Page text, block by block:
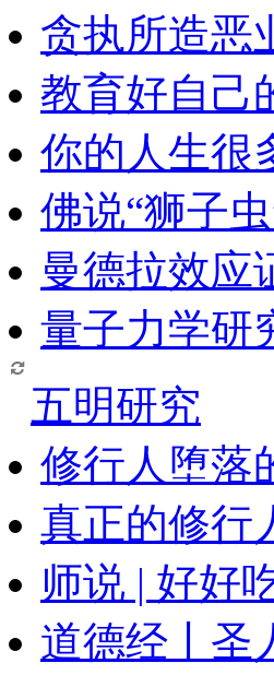
贪执所造恶
教育好自己
你的人生很
佛说“狮子
曼德拉效应
量子力学研
五明研究
修行人堕落
真正的修行
师说 | 好好
道德经丨圣